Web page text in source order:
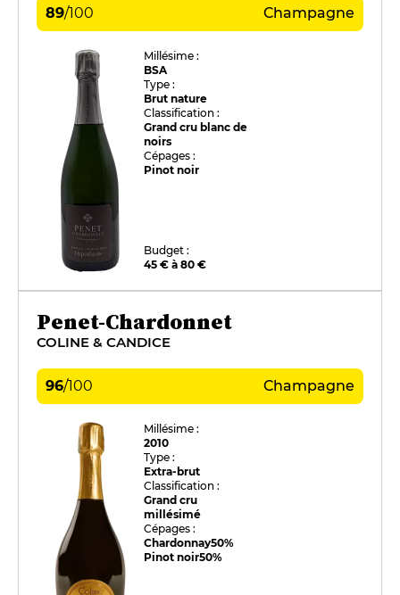
89/100 Champagne
Millésime :
BSA
Type :
Brut nature
Classification :
Grand cru blanc de
noirs
Cépages :
Pinot noir
Budget :
45 € à 80 €
Penet-Chardonnet
COLINE & CANDICE
96/100 Champagne
Millésime :
2010
Type :
Extra-brut
Classification :
Grand cru
millésimé
Cépages :
Chardonnay50%
Pinot noir50%